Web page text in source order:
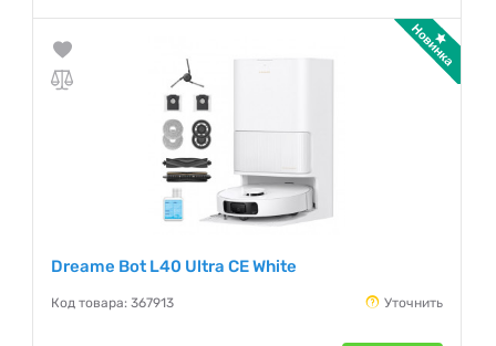
Dreame Bot L40 Ultra CE White
Код товара: 367913 Уточнить